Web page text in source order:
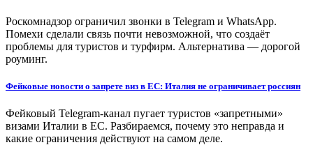
Роскомнадзор ограничил звонки в Telegram и WhatsApp.
Помехи сделали связь почти невозможной, что создаёт
проблемы для туристов и турфирм. Альтернатива — дорогой
роуминг.
Фейковые новости о запрете виз в ЕС: Италия не ограничивает россиян
Фейковый Telegram-канал пугает туристов «запретными»
визами Италии в ЕС. Разбираемся, почему это неправда и
какие ограничения действуют на самом деле.